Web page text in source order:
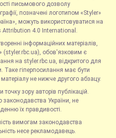
письмового дозволу
позначені логотипом «Styler»
можуть використовуватися на
Attribution 4.0 International.
інформаційних матеріалів,
(styler.rbc.ua), обов'язковим є
на styler.rbc.ua, відкритого для
Таке гіперпосилання має бути
не нижче другого абзацу.
зору авторів публікацій.
законодавства України, не
їх правдивості.
вимогам законодавства
несе рекламодавець.